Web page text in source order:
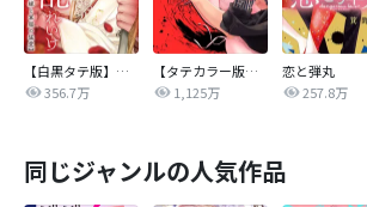
【白黒タテ版】孕むまで乱れいけ～身代わり花嫁と軍服の猛愛
356.7万
【タテカラー版】漣蒼士に処女を捧ぐ～さあ、じっくり愛でましょうか
1,125万
恋と弾丸
257.8万
同じジャンルの人気作品